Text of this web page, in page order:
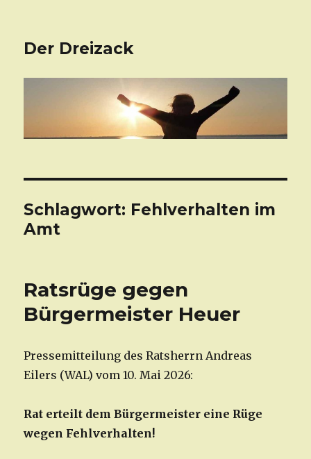
Der Dreizack
Schlagwort: Fehlverhalten im
Amt
Ratsrüge gegen
Bürgermeister Heuer
Pressemitteilung des Ratsherrn Andreas
Eilers (WAL) vom 10. Mai 2026:
Rat erteilt dem Bürgermeister eine Rüge
wegen Fehlverhalten!